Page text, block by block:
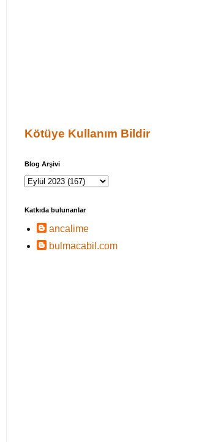
Kötüye Kullanım Bildir
Blog Arşivi
Katkıda bulunanlar
ancalime
bulmacabil.com